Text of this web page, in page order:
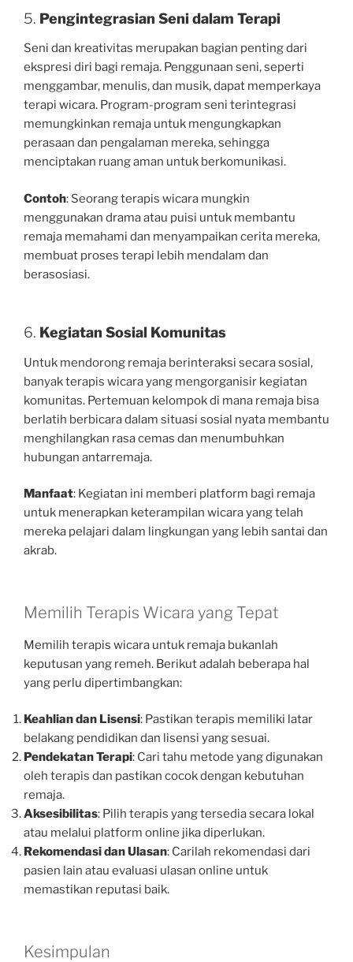
5. Pengintegrasian Seni dalam Terapi
Seni dan kreativitas merupakan bagian penting dari
ekspresi diri bagi remaja. Penggunaan seni, seperti
menggambar, menulis, dan musik, dapat memperkaya
terapi wicara. Program-program seni terintegrasi
memungkinkan remaja untuk mengungkapkan
perasaan dan pengalaman mereka, sehingga
menciptakan ruang aman untuk berkomunikasi.
Contoh: Seorang terapis wicara mungkin
menggunakan drama atau puisi untuk membantu
remaja memahami dan menyampaikan cerita mereka,
membuat proses terapi lebih mendalam dan
berasosiasi.
6. Kegiatan Sosial Komunitas
Untuk mendorong remaja berinteraksi secara sosial,
banyak terapis wicara yang mengorganisir kegiatan
komunitas. Pertemuan kelompok di mana remaja bisa
berlatih berbicara dalam situasi sosial nyata membantu
menghilangkan rasa cemas dan menumbuhkan
hubungan antarremaja.
Manfaat: Kegiatan ini memberi platform bagi remaja
untuk menerapkan keterampilan wicara yang telah
mereka pelajari dalam lingkungan yang lebih santai dan
akrab.
Memilih Terapis Wicara yang Tepat
Memilih terapis wicara untuk remaja bukanlah
keputusan yang remeh. Berikut adalah beberapa hal
yang perlu dipertimbangkan:
Keahlian dan Lisensi: Pastikan terapis memiliki latar
belakang pendidikan dan lisensi yang sesuai.
Pendekatan Terapi: Cari tahu metode yang digunakan
oleh terapis dan pastikan cocok dengan kebutuhan
remaja.
Aksesibilitas: Pilih terapis yang tersedia secara lokal
atau melalui platform online jika diperlukan.
Rekomendasi dan Ulasan: Carilah rekomendasi dari
pasien lain atau evaluasi ulasan online untuk
memastikan reputasi baik.
Kesimpulan